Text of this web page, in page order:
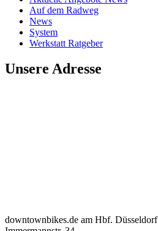
Auf dem Radweg
News
System
Werkstatt Ratgeber
Unsere Adresse
downtownbikes.de am Hbf. Düsseldorf